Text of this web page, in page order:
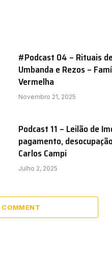
#Podcast 04 – Rituais
Umbanda e Rezos –
Vermelha
Novembro 21, 2025
Podcast 11 – Leilão de
pagamento,
Carlos Campi
Julho 2, 2025
COMMENT